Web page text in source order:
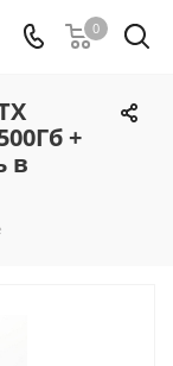
0
+
в